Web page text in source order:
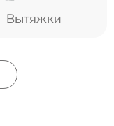
Вытяжки